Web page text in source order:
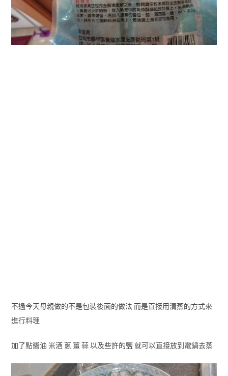
不過今天母親做的不是包裝後面的做法 而是直接用清蒸的方式來
進行料理
加了點醬油 米酒 蔥 薑 蒜 以及些許的鹽 就可以直接放到電鍋去蒸